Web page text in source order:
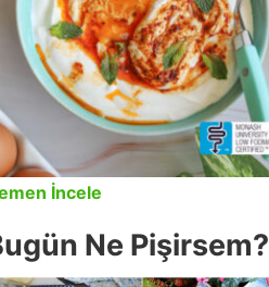
İncele
Ne Pişirsem?